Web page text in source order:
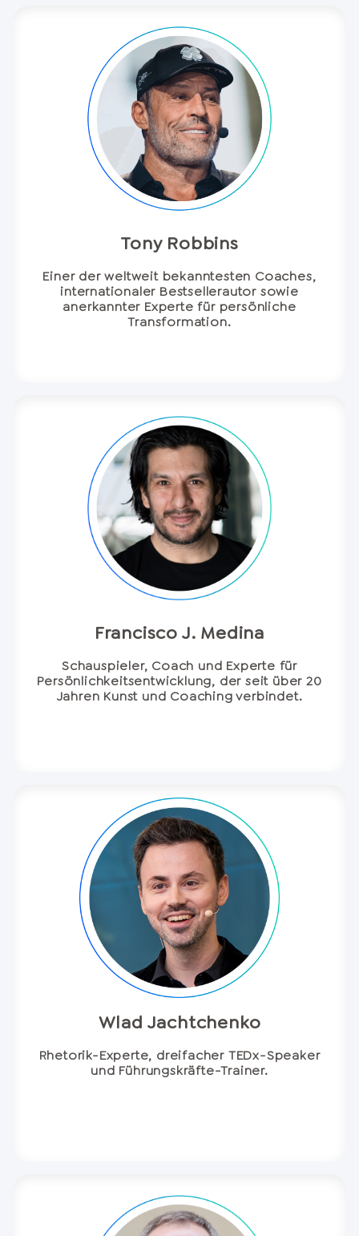
Tony Robbins
Einer der weltweit bekanntesten Coaches,
internationaler Bestsellerautor sowie
anerkannter Experte für persönliche
Transformation.
Francisco J. Medina
Schauspieler, Coach und Experte für
Persönlichkeitsentwicklung, der seit über 20
Jahren Kunst und Coaching verbindet.
Wlad Jachtchenko
Rhetorik-Experte, dreifacher TEDx-Speaker
und Führungskräfte-Trainer.